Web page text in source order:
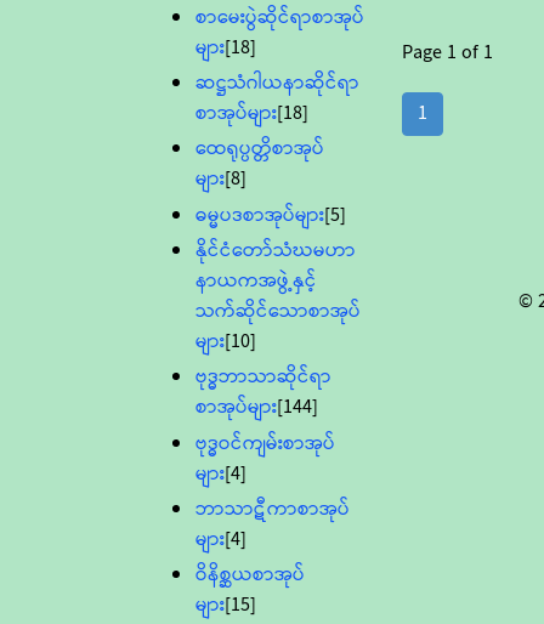
စာမေးပွဲဆိုင်ရာစာအုပ်
များ[18]
ဆဋ္ဌသံဂါယနာဆိုင်ရာ
စာအုပ်များ[18]
ထေရုပ္ပတ္တိစာအုပ်
များ[8]
ဓမ္မပဒစာအုပ်များ[5]
နိုင်ငံတော်သံဃမဟာ
နာယကအဖွဲ့နှင့်
သက်ဆိုင်သောစာအုပ်
များ[10]
ဗုဒ္ဓဘာသာဆိုင်ရာ
စာအုပ်များ[144]
ဗုဒ္ဓဝင်ကျမ်းစာအုပ်
များ[4]
ဘာသာဋီကာစာအုပ်
များ[4]
ဝိနိစ္ဆယစာအုပ်
များ[15]
Page1 of1
1
©